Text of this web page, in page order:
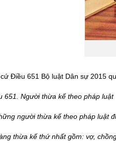
Điều 651 Bộ luật Dân sự 2015
651. Người thừa kế theo pháp luật
người thừa kế theo pháp luật
thừa kế thứ nhất gồm: vợ,